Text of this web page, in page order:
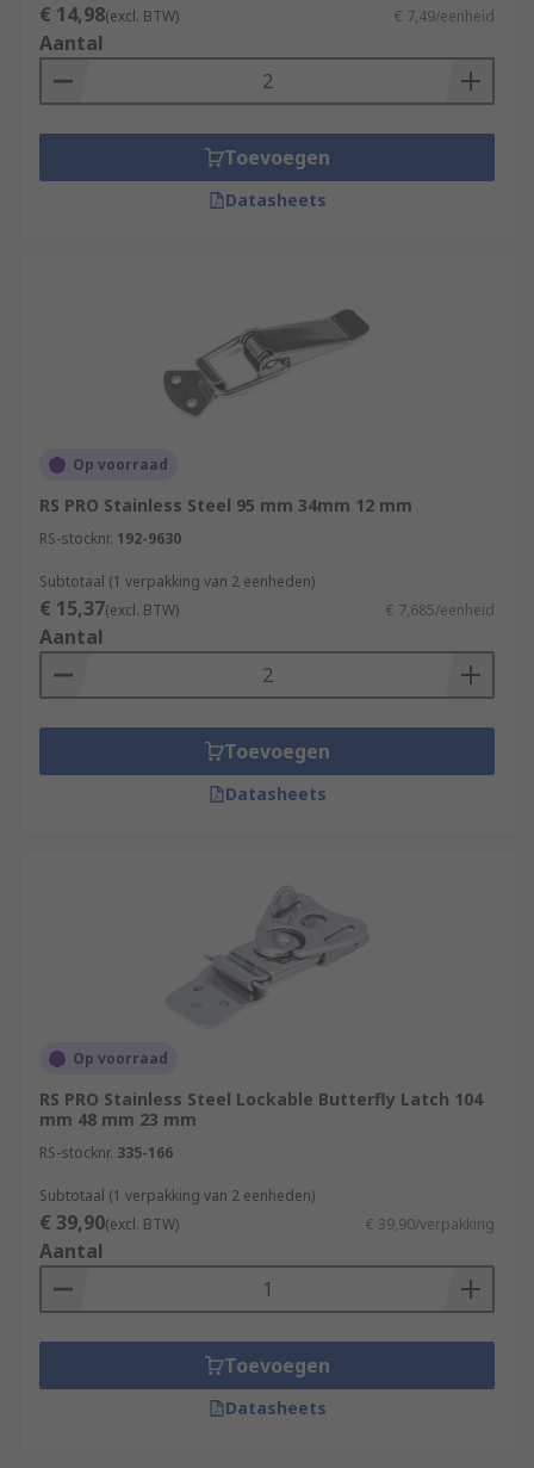
€ 14,98(excl. BTW) € 7,49/eenheid
Aantal
Toevoegen
Datasheets
Op voorraad
RS PRO Stainless Steel 95 mm 34mm 12 mm
RS-stocknr. 192-9630
Subtotaal (1 verpakking van 2 eenheden)
€ 15,37(excl. BTW) € 7,685/eenheid
Aantal
Toevoegen
Datasheets
Op voorraad
RS PRO Stainless Steel Lockable Butterfly Latch 104
mm 48 mm 23 mm
RS-stocknr. 335-166
Subtotaal (1 verpakking van 2 eenheden)
€ 39,90(excl. BTW) € 39,90/verpakking
Aantal
Toevoegen
Datasheets